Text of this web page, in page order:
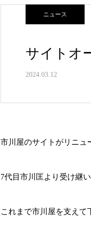
サイトオ
2024.03.12
ニュース
市川屋のサイトがリニュ
7代目市川匡より受け継
これまで市川屋を支えて